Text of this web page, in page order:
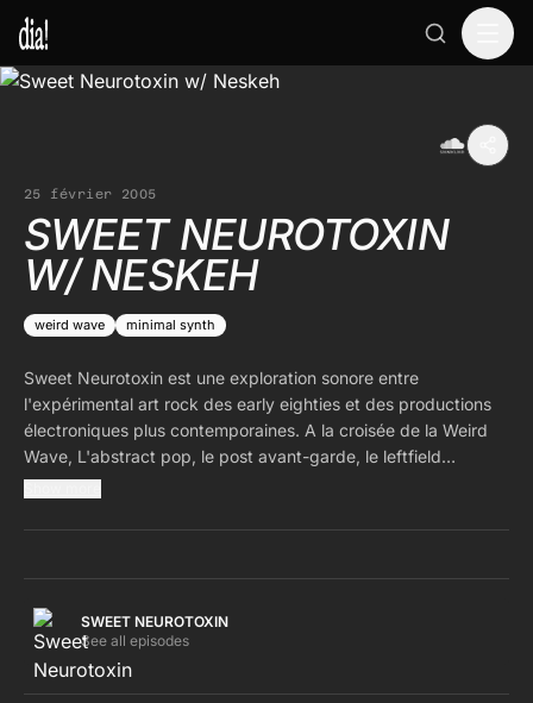
25 février 2005
SWEET NEUROTOXIN
W/ NESKEH
weird wave minimal synth
Sweet Neurotoxin est une exploration sonore entre
l'expérimental art rock des early eighties et des productions
électroniques plus contemporaines. A la croisée de la Weird
Wave, L'abstract pop, le post avant-garde, le leftfield
electronica, le psych dub et autres beautés étranges, cette
collection personnelle. Inspirée par les sonorités qui
plutôt qu'à faire bouger les corps.3 Artists: The Ghostwriters
Cosmo Vitelli, Amor Fati
SWEET NEUROTOXIN
See all episodes